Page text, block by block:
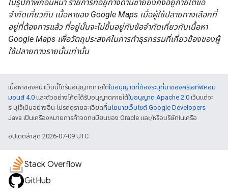
ในรูปภาพก่อนหน้า รายการที่อยู่ทางด้านซ้ายยังคงอยู่ภายใต้ข้อ
จำกัดเกี่ยวกับ เนื้อหาของ Google Maps เมื่อผู้ใช้ปลายทางเลือกที่
อยู่ที่ต้องการแล้ว ที่อยู่นั้นจะไม่ขึ้นอยู่กับข้อจำกัดเกี่ยวกับเนื้อหา
Google Maps เพื่อวัตถุประสงค์ในการทำธุรกรรมที่เกี่ยวข้องของผู้
ใช้ปลายทางรายนั้นเท่านั้น
เนื้อหาของหน้าเว็บนี้ได้รับอนุญาตภายใต้ใบอนุญาตที่ต้องระบุที่มาของครีเอทีฟคอม
มอนส์ 4.0 และตัวอย่างโค้ดได้รับอนุญาตภายใต้ใบอนุญาต Apache 2.0 เว้นแต่จะ
ระบุไว้เป็นอย่างอื่น โปรดดูรายละเอียดที่นโยบายเว็บไซต์ Google Developers
Java เป็นเครื่องหมายการค้าจดทะเบียนของ Oracle และ/หรือบริษัทในเครือ
อัปเดตล่าสุด 2026-07-09 UTC
Stack Overflow
GitHub